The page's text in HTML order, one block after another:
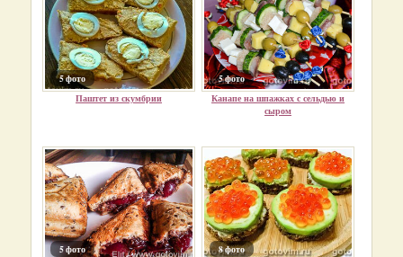
5 фото
Паштет из скумбрии
5 фото
Канапе на шпажках с сельдью и
сыром
5 фото
8 фото